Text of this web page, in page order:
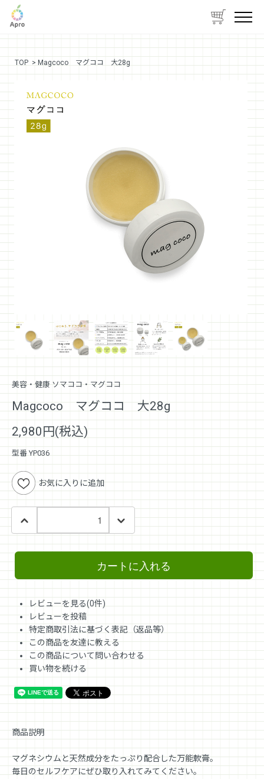
TOP > Magcoco マグココ 大28g
美容・健康 ソマココ・マグココ
Magcoco マグココ 大28g
2,980円(税込)
型番 YP036
お気に入りに追加
カートに入れる
レビューを見る(0件)
レビューを投稿
特定商取引法に基づく表記（返品等）
この商品を友達に教える
この商品について問い合わせる
買い物を続ける
商品説明
マグネシウムと天然成分をたっぷり配合した万能軟膏。
毎日のセルフケアにぜひ取り入れてみてください。